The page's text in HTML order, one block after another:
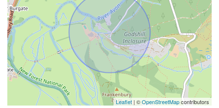
Leaflet | ©OpenStreetMapcontributors